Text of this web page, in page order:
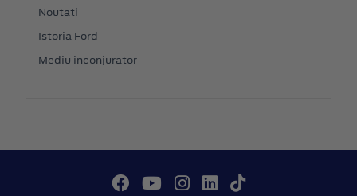
Noutati
Istoria Ford
Mediu inconjurator